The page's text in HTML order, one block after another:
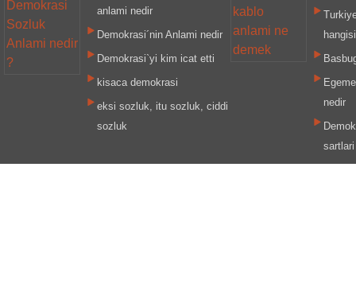
anlami nedir
Demokrasi´nin Anlami nedir
Demokrasi`yi kim icat etti
kisaca demokrasi
eksi sozluk, itu sozluk, ciddi
sozluk
nedir